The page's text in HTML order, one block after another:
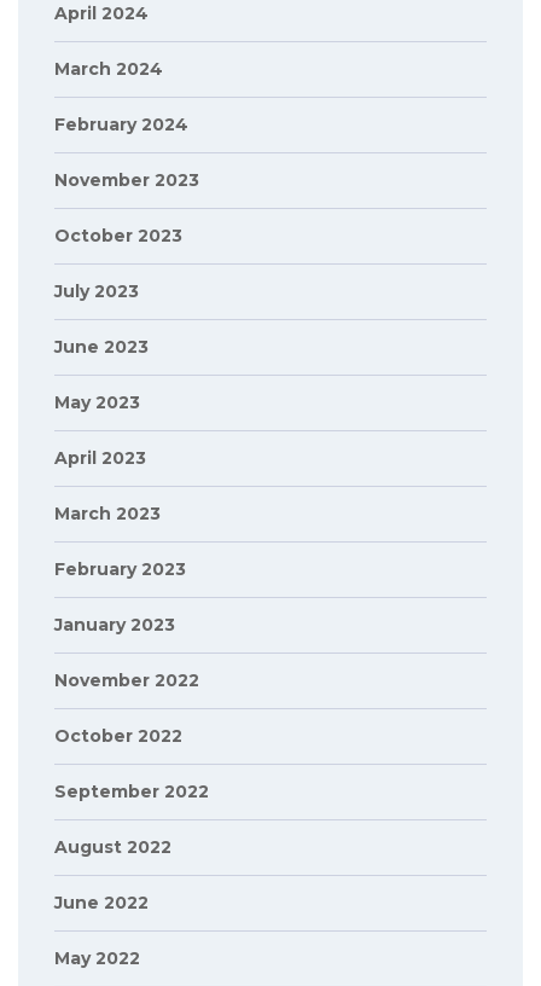
April 2024
March 2024
February 2024
November 2023
October 2023
July 2023
June 2023
May 2023
April 2023
March 2023
February 2023
January 2023
November 2022
October 2022
September 2022
August 2022
June 2022
May 2022